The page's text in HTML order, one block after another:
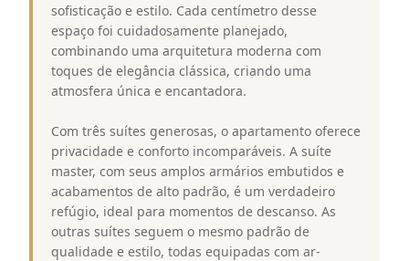
sofisticação e estilo. Cada centímetro desse
espaço foi cuidadosamente planejado,
combinando uma arquitetura moderna com
toques de elegância clássica, criando uma
atmosfera única e encantadora.
Com três suítes generosas, o apartamento oferece
privacidade e conforto incomparáveis. A suíte
master, com seus amplos armários embutidos e
acabamentos de alto padrão, é um verdadeiro
refúgio, ideal para momentos de descanso. As
outras suítes seguem o mesmo padrão de
qualidade e estilo, todas equipadas com ar-